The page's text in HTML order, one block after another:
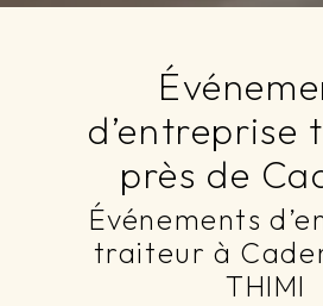
d’entreprise
près de
Événements
traiteur à
THIMI